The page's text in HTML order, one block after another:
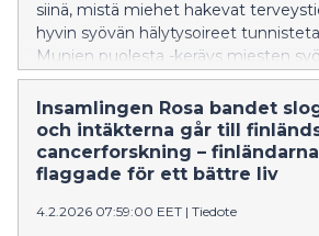
siinä, mistä miehet hakevat
hyvin syövän hälytysoireet
Munien puolesta -keräys miesten
tutkimuksen hyväksi on käynnissä
Insamlingen Rosa bandet
och intäkterna går till
cancerforskning –
flaggade för ett bättre liv
4.2.2026 07:59:00 EET | Tiedote